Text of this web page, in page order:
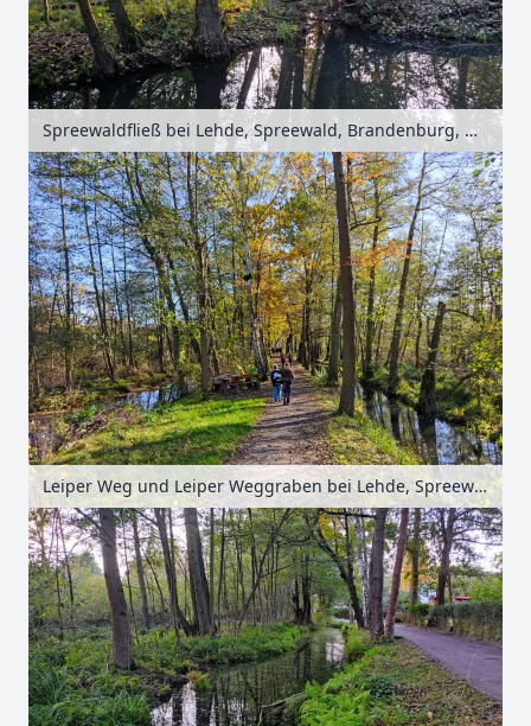
Spreewaldfließ bei Lehde, Spreewald, Brandenburg, Deutschland
Leiper Weg und Leiper Weggraben bei Lehde, Spreewald, Brandenburg, Deutschland